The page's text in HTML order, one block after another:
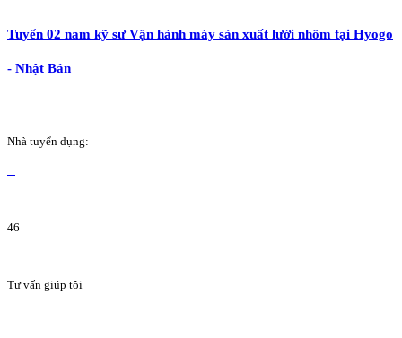
Tuyển 02 nam kỹ sư Vận hành máy sản xuất lưới nhôm tại Hyogo
- Nhật Bản
Nhà tuyển dụng:
46
Tư vấn giúp tôi